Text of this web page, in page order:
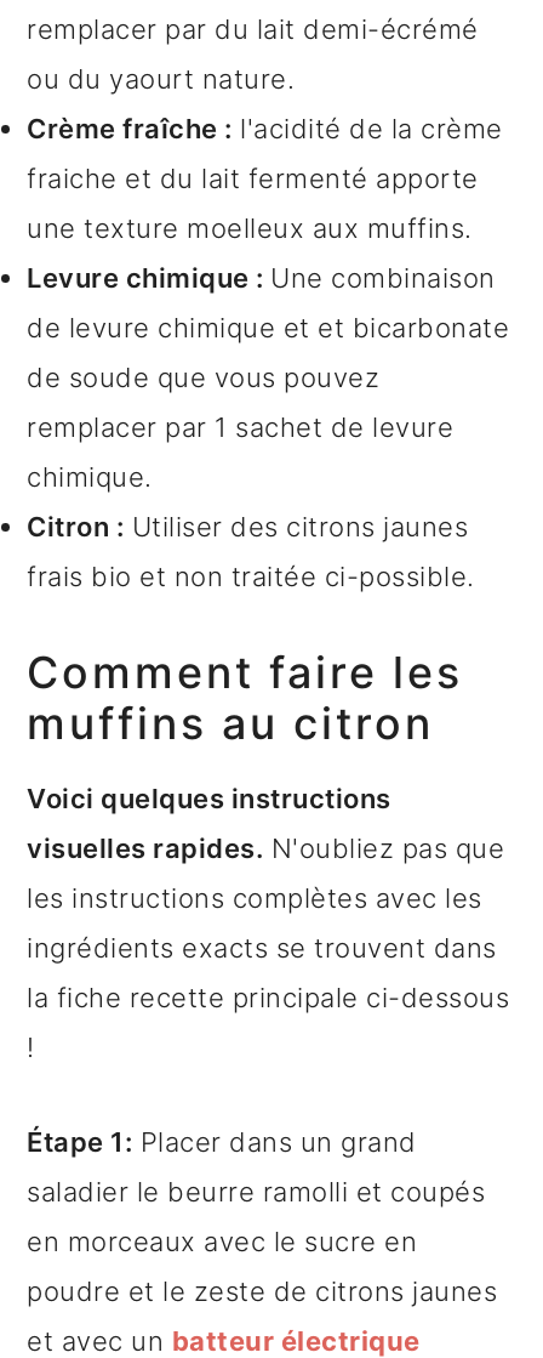
remplacer par du lait demi-écrémé
ou du yaourt nature.
Crème fraîche : l'acidité de la crème
fraiche et du lait fermenté apporte
une texture moelleux aux muffins.
Levure chimique : Une combinaison
de levure chimique et et bicarbonate
de soude que vous pouvez
remplacer par 1 sachet de levure
chimique.
Citron : Utiliser des citrons jaunes
frais bio et non traitée ci-possible.
Comment faire les
muffins au citron
Voici quelques instructions
visuelles rapides. N'oubliez pas que
les instructions complètes avec les
ingrédients exacts se trouvent dans
la fiche recette principale ci-dessous
!
Étape 1: Placer dans un grand
saladier le beurre ramolli et coupés
en morceaux avec le sucre en
poudre et le zeste de citrons jaunes
et avec un batteur électrique